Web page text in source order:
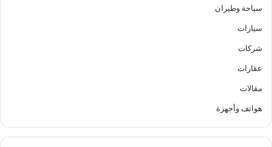
سياحة وطيران
سيارات
شركات
عقارات
مقالات
هواتف وأجهزة